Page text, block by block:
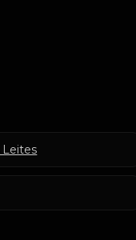
Leites